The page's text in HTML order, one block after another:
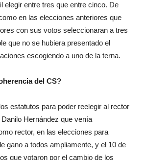
elegir entre tres que entre cinco. De
en las elecciones anteriores que
con sus votos seleccionaran a tres
que no se hubiera presentado el
escogiendo a uno de la terna.
del CS?
estatutos para poder reelegir al rector
Hernández que venía
rector, en las elecciones para
gano a todos ampliamente, y el 10 de
que votaron por el cambio de los